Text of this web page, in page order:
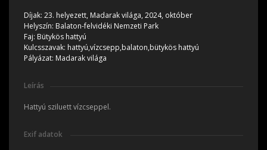
Díjak: 23. helyezett, Madarak világa, 2024, október
Helyszín: Balaton-felvidéki Nemzeti Park
Faj: Bütykös hattyú
Kulcsszavak: hattyú,vízcsepp,balaton,bütykös hattyú
Pályázat: Madarak világa
Leírás
Hattyú sziluett vízcseppel.
Exif adatok